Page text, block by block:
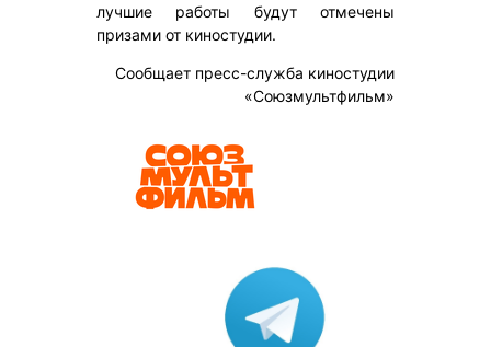
лучшие работы будут отмечены
призами от киностудии.
Сообщает пресс-служба киностудии
«Союзмультфильм»